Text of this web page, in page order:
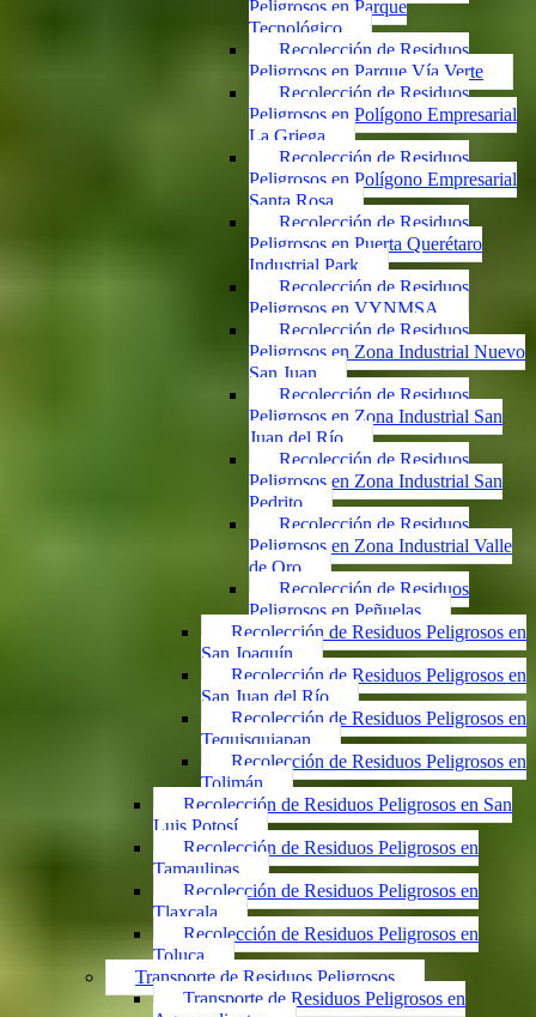
Peligrosos en Parque
Tecnológico
Recolección de Residuos
Peligrosos en Parque Vía Verte
Recolección de Residuos
Peligrosos en Polígono Empresarial
La Griega
Recolección de Residuos
Peligrosos en Polígono Empresarial
Santa Rosa
Recolección de Residuos
Peligrosos en Puerta Querétaro
Industrial Park
Recolección de Residuos
Peligrosos en VYNMSA
Recolección de Residuos
Peligrosos en Zona Industrial Nuevo
San Juan
Recolección de Residuos
Peligrosos en Zona Industrial San
Juan del Río
Recolección de Residuos
Peligrosos en Zona Industrial San
Pedrito
Recolección de Residuos
Peligrosos en Zona Industrial Valle
de Oro
Recolección de Residuos
Peligrosos en Peñuelas
Recolección de Residuos Peligrosos en
San Joaquín
Recolección de Residuos Peligrosos en
San Juan del Río
Recolección de Residuos Peligrosos en
Tequisquiapan
Recolección de Residuos Peligrosos en
Tolimán
Recolección de Residuos Peligrosos en San
Luis Potosí
Recolección de Residuos Peligrosos en
Tamaulipas
Recolección de Residuos Peligrosos en
Tlaxcala
Recolección de Residuos Peligrosos en
Toluca
Transporte de Residuos Peligrosos
Transporte de Residuos Peligrosos en